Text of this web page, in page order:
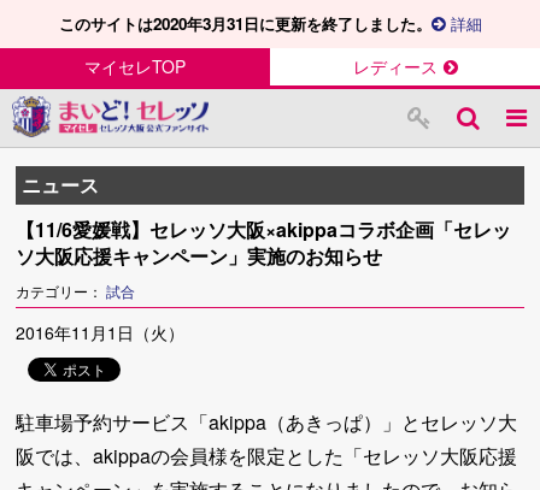
このサイトは2020年3月31日に更新を終了しました。 詳細
マイセレTOP レディース
ニュース
【11/6愛媛戦】セレッソ大阪×akippaコラボ企画「セレッ
ソ大阪応援キャンペーン」実施のお知らせ
カテゴリー：試合
2016年11月1日（火）
駐車場予約サービス「akippa（あきっぱ）」とセレッソ大
阪では、akippaの会員様を限定とした「セレッソ大阪応援